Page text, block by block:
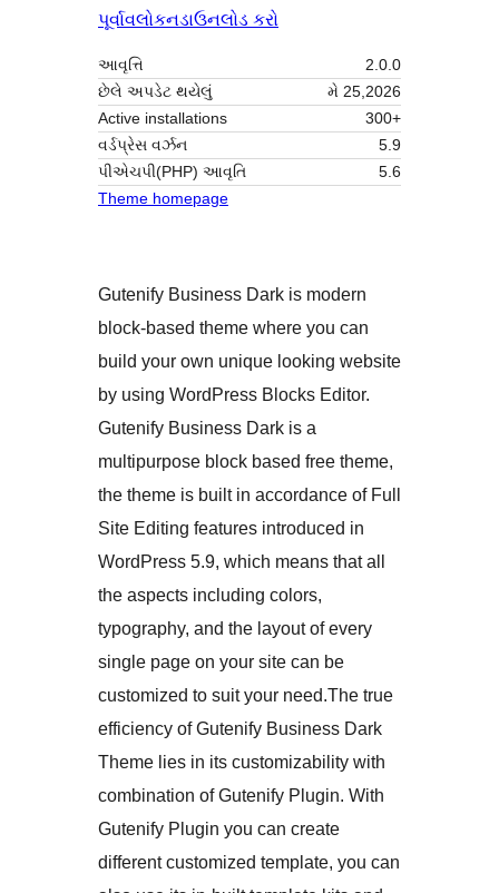
પૂર્વાવલોકનડાઉનલોડ કરો
આવૃત્તિ
2.0.0
છેલે અપડેટ થયેલું
મે 25,2026
Active installations
300+
વર્ડપ્રેસ વર્ઝન
5.9
પીએચપી(PHP) આવૃતિ
5.6
Theme homepage
Gutenify Business Dark is modern
block-based theme where you can
build your own unique looking website
by using WordPress Blocks Editor.
Gutenify Business Dark is a
multipurpose block based free theme,
the theme is built in accordance of Full
Site Editing features introduced in
WordPress 5.9, which means that all
the aspects including colors,
typography, and the layout of every
single page on your site can be
customized to suit your need.The true
efficiency of Gutenify Business Dark
Theme lies in its customizability with
combination of Gutenify Plugin. With
Gutenify Plugin you can create
different customized template, you can